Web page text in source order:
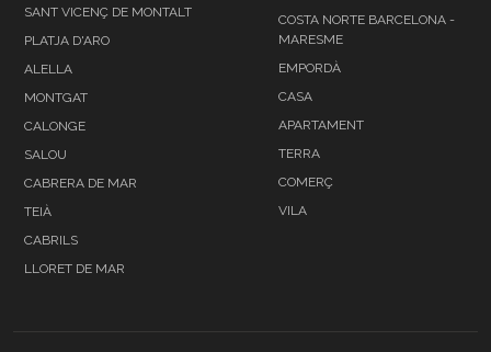
SANT VICENÇ DE MONTALT
PLATJA D'ARO
ALELLA
MONTGAT
CALONGE
SALOU
CABRERA DE MAR
TEIÀ
CABRILS
LLORET DE MAR
COSTA NORTE BARCELONA -
MARESME
EMPORDÀ
CASA
APARTAMENT
TERRA
COMERÇ
VILA